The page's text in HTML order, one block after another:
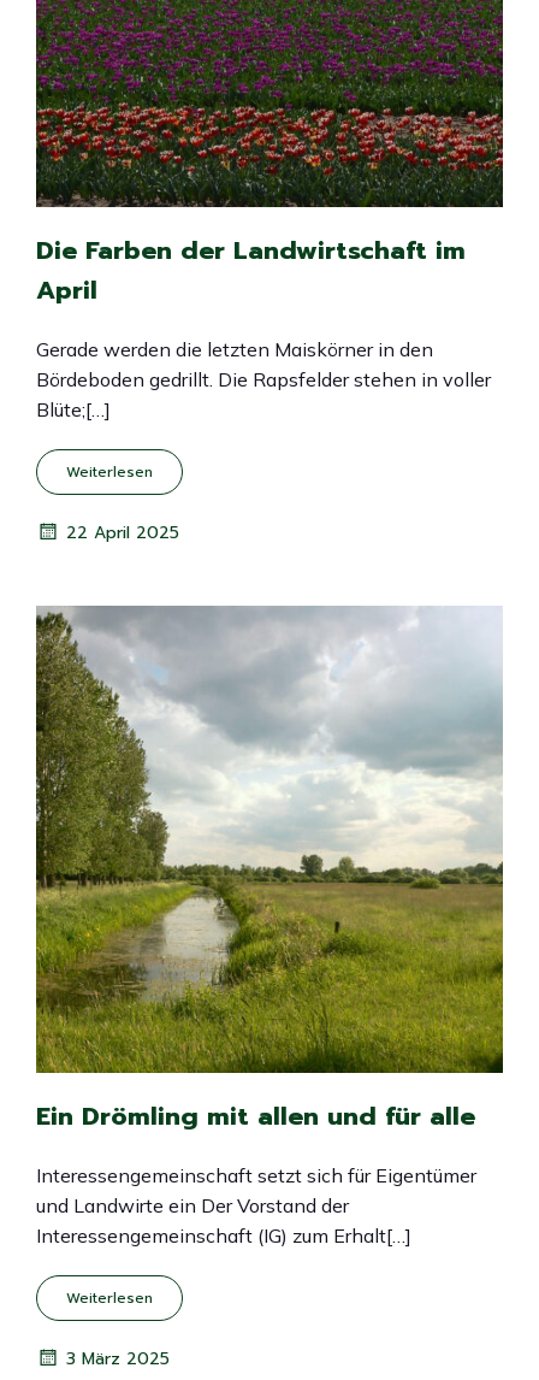
Die Farben der Landwirtschaft im
April
Gerade werden die letzten Maiskörner in den
Bördeboden gedrillt. Die Rapsfelder stehen in voller
Blüte;[…]
Weiterlesen
22 April 2025
Ein Drömling mit allen und für alle
Interessengemeinschaft setzt sich für Eigentümer
und Landwirte ein Der Vorstand der
Interessengemeinschaft (IG) zum Erhalt[…]
Weiterlesen
3 März 2025